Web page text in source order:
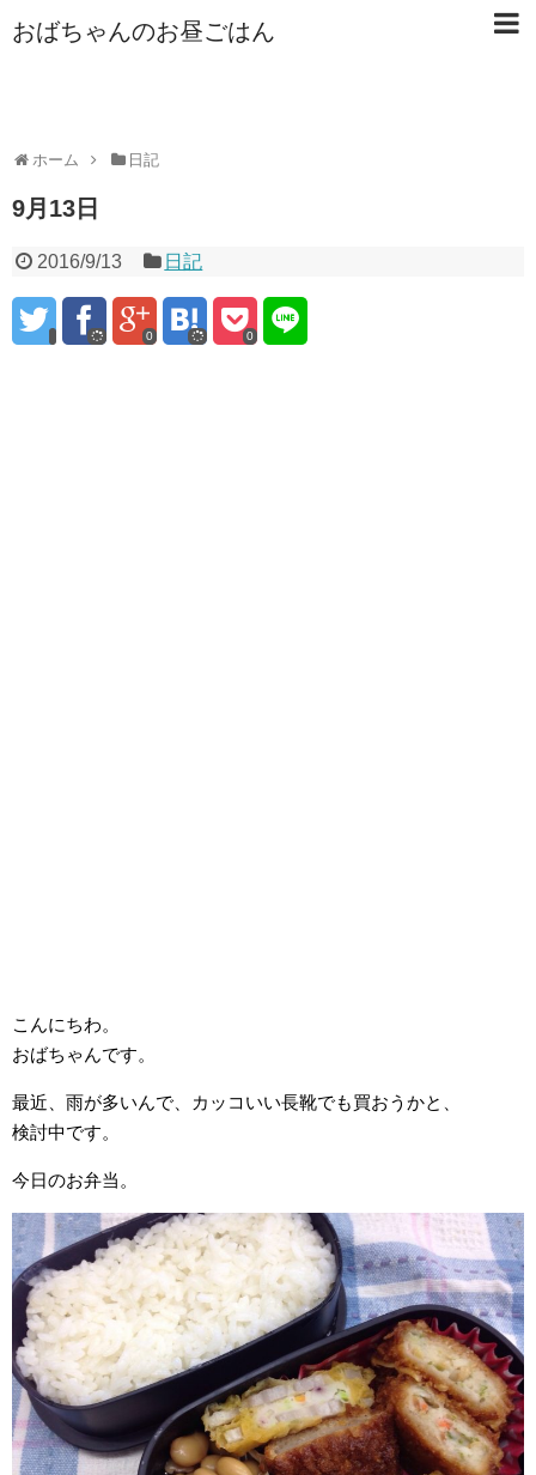
おばちゃんのお昼ごはん
ホーム 日記
9月13日
2016/9/13 日記
0 0
こんにちわ。
おばちゃんです。
最近、雨が多いんで、カッコいい長靴でも買おうかと、
検討中です。
今日のお弁当。